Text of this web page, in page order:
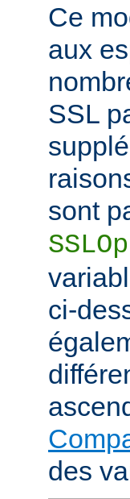
Ce
aux
SSL
sont
ci-
des